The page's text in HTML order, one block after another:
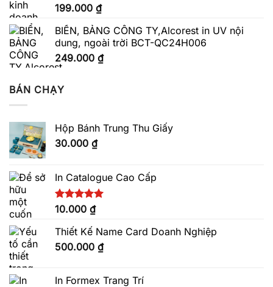
199.000 ₫
BIỂN, BẢNG CÔNG TY,Alcorest in UV nội
dung, ngoài trời BCT-QC24H006
249.000 ₫
BÁN CHẠY
Hộp Bánh Trung Thu Giấy
30.000 ₫
In Catalogue Cao Cấp
Được xếp
5.00
5 sao
10.000 ₫
Thiết Kế Name Card Doanh Nghiệp
500.000 ₫
In Formex Trang Trí